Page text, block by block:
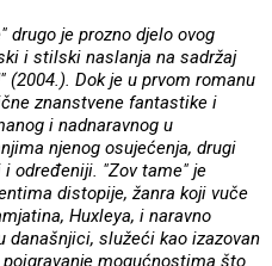
drugo je prozno djelo ovog
i stilski naslanja na sadržaj
(2004.). Dok je u prvom romanu
znanstvene fantastike i
i nadnaravnog u
njenog osujećenja, drugi
određeniji. "Zov tame" je
distopije, žanra koji vuče
Huxleya, i naravno
današnjici, služeći kao izazovan
mogućnostima što